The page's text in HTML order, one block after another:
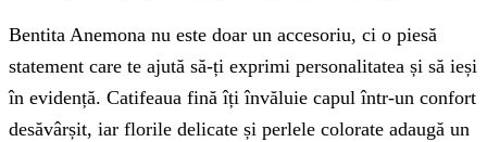
Bentita Anemona nu este doar un accesoriu, ci o piesă
statement care te ajută să-ți exprimi personalitatea și să ieși
în evidență. Catifeaua fină îți învăluie capul într-un confort
desăvârșit, iar florile delicate și perlele colorate adaugă un